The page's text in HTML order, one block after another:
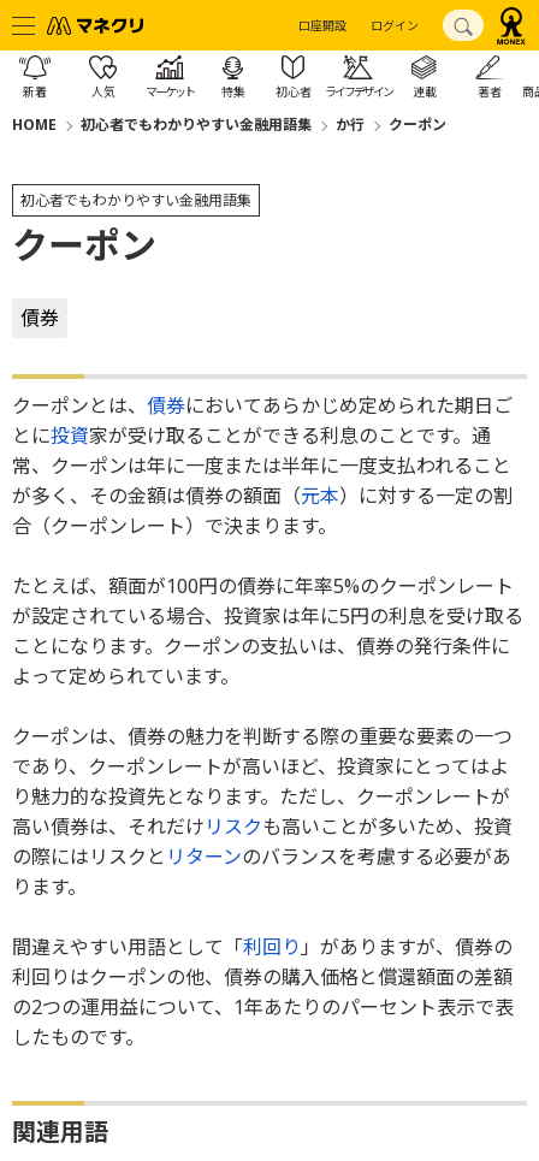
口座開設 ログイン
新着 人気 マーケット 特集 初心者 ライフデザイン 連載 著者 商
HOME 初心者でもわかりやすい金融用語集 か行 クーポン
初心者でもわかりやすい金融用語集
クーポン
債券
クーポンとは、 債券においてあらかじめ定められた期日ご
とに投資家が受け取ることができる利息のことです。通
常、クーポンは年に一度または半年に一度支払われること
が多く、その金額は債券の額面（元本）に対する一定の割
合（クーポンレート）で決まります。
たとえば、額面が100円の債券に年率5%のクーポンレート
が設定されている場合、投資家は年に5円の利息を受け取る
ことになります。クーポンの支払いは、債券の発行条件に
よって定められています。
クーポンは、債券の魅力を判断する際の重要な要素の一つ
であり、クーポンレートが高いほど、投資家にとってはよ
り魅力的な投資先となります。ただし、クーポンレートが
高い債券は、それだけリスクも高いことが多いため、投資
の際にはリスクと リターンのバランスを考慮する必要があ
ります。
間違えやすい用語として「利回り 」がありますが、債券の
利回りはクーポンの他、債券の購入価格と償還額面の差額
の2つの運用益について、1年あたりのパーセント表示で表
したものです。
関連用語